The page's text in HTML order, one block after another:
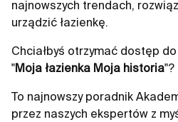
najnowszych trendach,
urządzić łazienkę.
Chciałbyś otrzymać dostęp
"Moja łazienka Moja historia"?
To najnowszy poradnik
przez naszych ekspertów z